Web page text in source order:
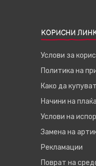
КОРИСНИ
Услови за
Политика на
Како да
Начини на
Услови на
Замена на
Рекламации
Поврат на